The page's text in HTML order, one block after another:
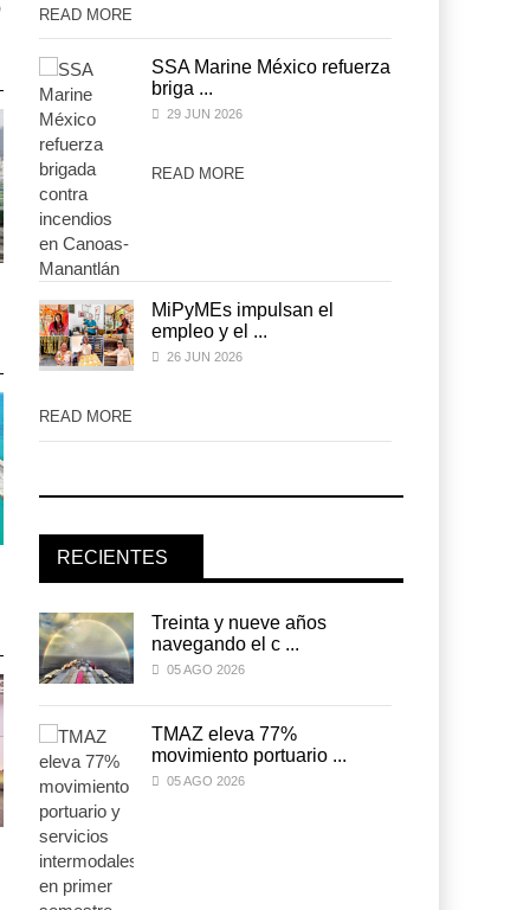
TMAZ eleva 77% movimiento
05 AGO 2026
restricciones para trip ...
05 AGO 2026
05 AGO 2026
ExxonMobil lleva
mantenimiento predictivo al
...
restricciones para trip ...
05 AGO 2026
READ MORE
SSA Marine México refuerza
briga ...
29 JUN 2026
READ MORE
MiPyMEs impulsan el
empleo y el ...
26 JUN 2026
READ MORE
RECIENTES
Treinta y nueve años
navegando el c ...
05 AGO 2026
TMAZ eleva 77%
movimiento portuario ...
05 AGO 2026